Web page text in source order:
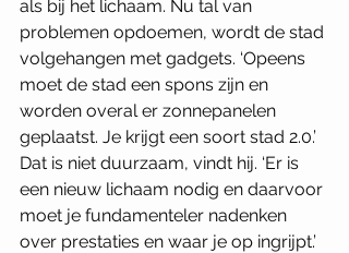
als bij het lichaam. Nu tal van
problemen opdoemen, wordt de stad
volgehangen met gadgets. ‘Opeens
moet de stad een spons zijn en
worden overal er zonnepanelen
geplaatst. Je krijgt een soort stad 2.0.’
Dat is niet duurzaam, vindt hij. ‘Er is
een nieuw lichaam nodig en daarvoor
moet je fundamenteler nadenken
over prestaties en waar je op ingrijpt.’